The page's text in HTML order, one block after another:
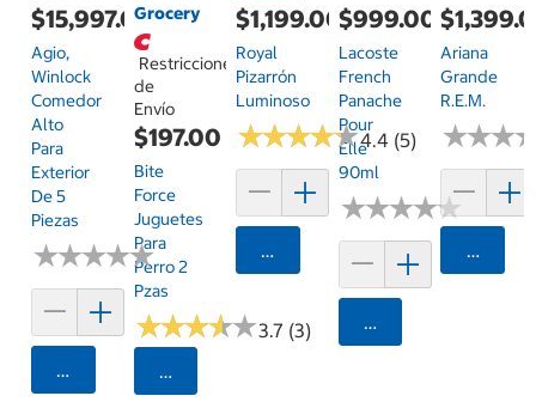
$15,997.00
Agio,
Winlock
Comedor
Alto
Para
Exterior
De 5
Piezas
★★★★★
★★★★★
Agregar
Grocery
Restricciones
de
Envío
$197.00
Bite
Force
Juguetes
Para
Perro 2
Pzas
★★★★★
★★★★★3.7 (3)
Seleccionar Código Postal
$1,199.00
Royal
Pizarrón
Luminoso
★★★★★
★★★★★4.4 (5)
Agregar
$999.00
Lacoste
French
Panache
Pour
Elle
90ml
★★★★★
★★★★★
Agregar
Ariana
Grande
R.E.M.
★★★
★★★